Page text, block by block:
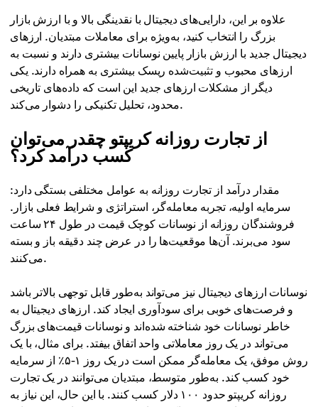
علاوه بر این، دارایی‌های دیجیتال با نقدینگی بالا و با ارزش بازار
بزرگ را انتخاب کنید، به‌ویژه برای معاملات مبتدیان. ارزهای
دیجیتال جدید با ارزش بازار پایین نوسانات بیشتری دارند و نسبت به
ارزهای محبوب و تثبیت‌شده ریسک بیشتری به همراه دارند. یکی
دیگر از مشکلات ارزهای جدید این است که داده‌های تاریخی
محدود، تحلیل تکنیکی را دشوار می‌کند.
از تجارت روزانه کریپتو چقدر می‌توان
کسب درآمد کرد؟
مقدار درآمد از تجارت روزانه به عوامل مختلفی بستگی دارد:
سرمایه اولیه، تجربه معامله‌گر، استراتژی و شرایط فعلی بازار.
فروشندگان روزانه از نوسانات کوچک قیمت در طول ۲۴ ساعت
سود می‌برند. آن‌ها موقعیت‌ها را در عرض چند دقیقه باز و بسته
می‌کنند.
نوسانات ارزهای دیجیتال نیز می‌تواند به‌طور قابل توجهی بالاتر باشد
و فرصت‌های خوبی برای سودآوری ایجاد کند. ارزهای دیجیتال به
خاطر نوسانات خود شناخته شده‌اند و نوسانات قیمت‌های بزرگ
می‌تواند در یک روز معاملاتی واحد اتفاق بیفتد. برای مثال، با یک
روش موفق، یک معامله‌گر ممکن است در یک روز ۱-۵٪ از سرمایه
خود کسب کند. به‌طور متوسط، مبتدیان می‌توانند در یک تجارت
روزانه کریپتو حدود ۱۰۰ دلار کسب کنند. با این حال، این نیاز به